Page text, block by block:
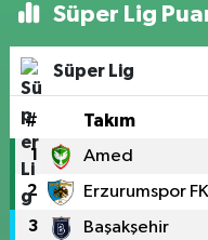
Süper Lig
Süper Lig
# Takım
1 Amed
2 Erzurumspor FK
3 Başakşehir